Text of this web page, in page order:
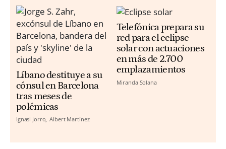
Líbano destituye a su
cónsul en Barcelona
tras meses de
polémicas
Ignasi Jorro Albert Martínez
Telefónica prepara su
red para el eclipse
solar con actuaciones
en más de 2.700
emplazamientos
Miranda Solana